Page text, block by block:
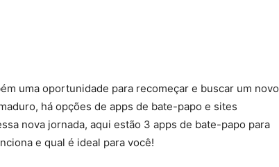
uma oportunidade para recomeçar e buscar um novo
há opções de apps de bate-papo e sites
nova jornada, aqui estão 3 apps de bate-papo para
e qual é ideal para você!